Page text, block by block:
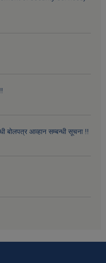
बोलपत्र आव्हान सम्बन्धी सूचना !!